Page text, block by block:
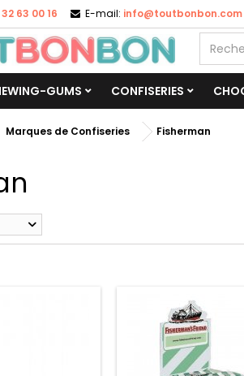
63 00 16 E-mail: info@toutbonbon.com
GUMS CONFISERIES
Marques de Confiseries Fisherman